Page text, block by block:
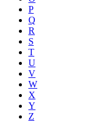
P
Q
R
S
T
U
V
W
X
Y
Z